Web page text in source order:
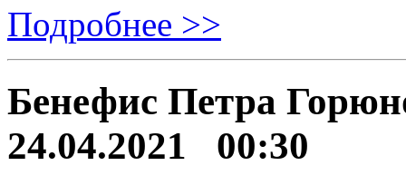
Подробнее >>
Бенефис Петра
24.04.2021 00:30